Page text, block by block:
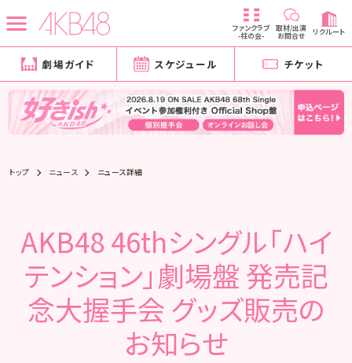
ファンクラブ
-柱の会-
取材/出演
お問合せ リクルート
劇場ガイド スケジュール チケット
トップ ニュース ニュース詳細
AKB48 46thシングル「ハイ
テンション」劇場盤 発売記
念大握手会 グッズ販売の
お知らせ